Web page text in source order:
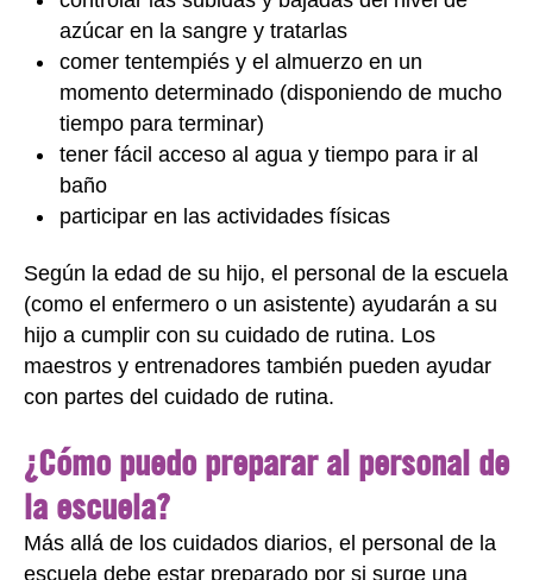
azúcar en la sangre y tratarlas
comer tentempiés y el almuerzo en un
momento determinado (disponiendo de mucho
tiempo para terminar)
tener fácil acceso al agua y tiempo para ir al
baño
participar en las actividades físicas
Según la edad de su hijo, el personal de la escuela
(como el enfermero o un asistente) ayudarán a su
hijo a cumplir con su cuidado de rutina. Los
maestros y entrenadores también pueden ayudar
con partes del cuidado de rutina.
¿Cómo puedo preparar al personal de
la escuela?
Más allá de los cuidados diarios, el personal de la
escuela debe estar preparado por si surge una